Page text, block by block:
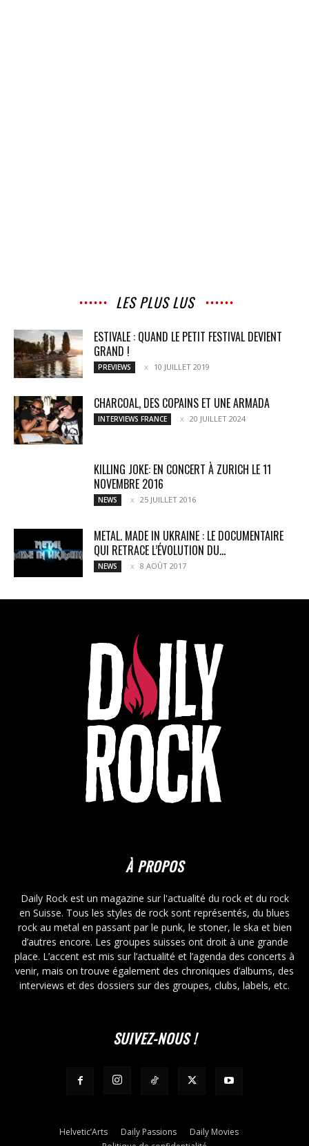
LES PLUS LUS
ESTIVALE : QUAND LE PETIT FESTIVAL DEVIENT
GRAND !
PREVIEWS 10 JUILLET 2019
CHARCOAL, DES COPAINS ET UNE ARMADA
INTERVIEWS FRANCE 20 JUILLET 2024
KILLING JOKE: EN CONCERT À ZURICH LE 11
NOVEMBRE 2016
NEWS 25 JUILLET 2016
METAL. MADE IN UKRAINE : LE DOCUMENTAIRE
QUI RETRACE L’ÉVOLUTION DU...
NEWS 8 AOÛT 2017
À PROPOS
Daily Rock est un magazine sur l'actualité du rock et du rock
en Suisse. Tous les styles de rock sont représentés, du blues
rock au metal en passant par le punk, le stoner, le ska et bien
d’autres encore. Les groupes suisses ont droit à une grande
place. L’accent est mis sur l’actualité et l’agenda des concerts à
venir, mais on trouve également des chroniques d’albums, des
interviews et des dossiers sur des groupes, clubs, labels, etc.
SUIVEZ-NOUS !
Helvetic’Arts Daily Passions
Daily Movies